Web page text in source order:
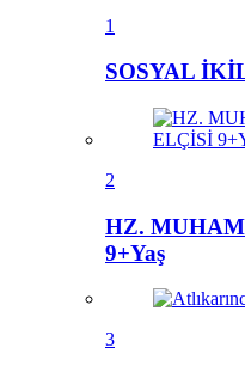
1
SOSYAL
2
HZ.
9+Yaş
3